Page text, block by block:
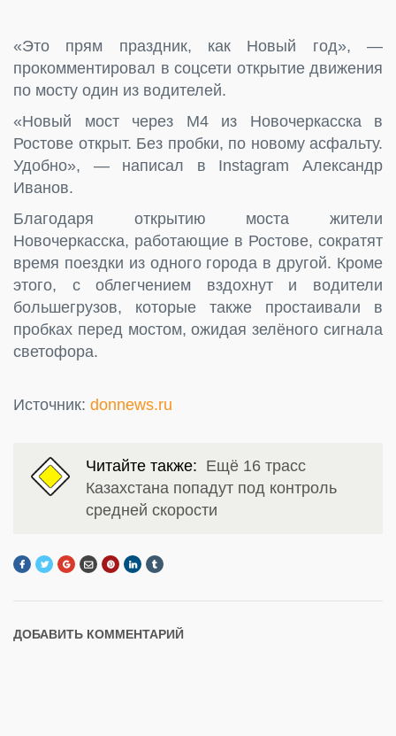
«Это прям праздник, как Новый год», —
прокомментировал в соцсети открытие движения
по мосту один из водителей.
«Новый мост через М4 из Новочеркасска в
Ростове открыт. Без пробки, по новому асфальту.
Удобно», — написал в Instagram Александр
Иванов.
Благодаря открытию моста жители
Новочеркасска, работающие в Ростове, сократят
время поездки из одного города в другой. Кроме
этого, с облегчением вздохнут и водители
большегрузов, которые также простаивали в
пробках перед мостом, ожидая зелёного сигнала
светофора.
Источник: donnews.ru
Читайте также: Ещё 16 трасс
Казахстана попадут под контроль
средней скорости
ДОБАВИТЬ КОММЕНТАРИЙ